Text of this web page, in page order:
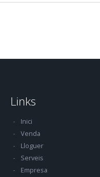
Links
Inici
Venda
Lloguer
Serveis
Empresa